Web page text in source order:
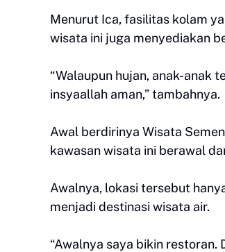
Menurut Ica, fasilitas kolam
wisata ini juga menyediakan
“Walaupun hujan, anak-anak
insyaallah aman,” tambahnya.
Awal berdirinya Wisata
kawasan wisata ini berawal
Awalnya, lokasi tersebut
menjadi destinasi wisata air.
“Awalnya saya bikin